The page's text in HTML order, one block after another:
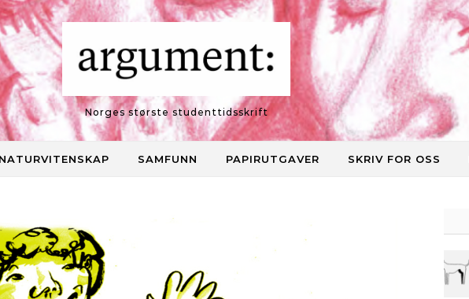
Norges største studenttidsskrift
SAMFUNN PAPIRUTGAVER SKRIV FOR OSS